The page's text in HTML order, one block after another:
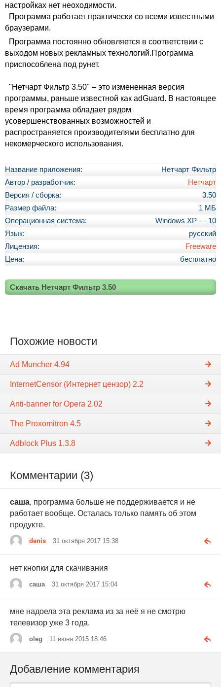
настройках нет неоходимости.
Программа работает практически со всеми известными
браузерами.
Программа постоянно обновляется в соответствии с
выходом новых рекламных технологий.Программа
приспособлена под рунет.
"Нетчарт Фильтр 3.50" – это измененная версия
программы, раньше известной как adGuard. В настоящее
время программа обладает рядом
усовершенствованных возможностей и
распространяется производителями бесплатно для
некомерческого использования.
Название приложения:
Нетчарт Фильтр
Автор / разработчик:
Нетчарт
Версия / сборка:
3.50
Размер файла:
1 МБ
Операционная система:
Windows XP — 10
Язык:
русский
Лицензия:
Freeware
Цена:
бесплатно
Скачать Нетчарт Фильтр 3.50
Похожие новости
Ad Muncher 4.94
InternetCensor (Интернет цензор) 2.2
Anti-banner for Opera 2.02
The Proxomitron 4.5
Adblock Plus 1.3.8
Комментарии (3)
саша, программа больше не поддерживается и не
работает вообще. Осталась только память об этом
продукте.
denis 31 октября 2017 15:38
нет кнопки для скачивания
саша 31 октября 2017 15:04
мне надоела эта реклама из за неё я не смотрю
телевизор уже 3 года.
oleg 11 июня 2015 18:46
Добавление комментария